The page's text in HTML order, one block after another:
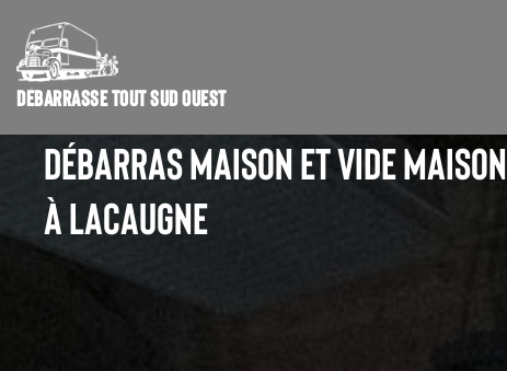
DÉBARRASSE TOUT SUD OUEST
DÉBARRAS MAISON ET VIDE MAISON
À LACAUGNE